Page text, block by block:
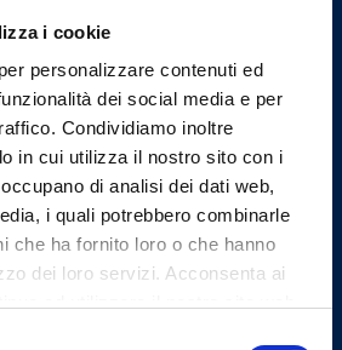
i cookie
personalizzare contenuti ed
dei social media e per
Condividiamo inoltre
in cui utilizza il nostro sito con i
di analisi dei dati web,
i quali potrebbero combinarle
che ha fornito loro o che hanno
dei loro servizi. Acconsenta ai